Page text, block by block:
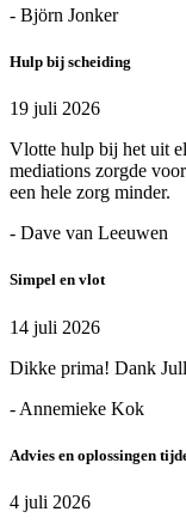
- Björn Jonker
Hulp bij scheiding
19 juli 2026
Vlotte hulp bij het uit
mediations zorgde
een hele zorg minder.
- Dave van Leeuwen
Simpel en vlot
14 juli 2026
Dikke prima! Dank
- Annemieke Kok
Advies en oplossingen
4 juli 2026